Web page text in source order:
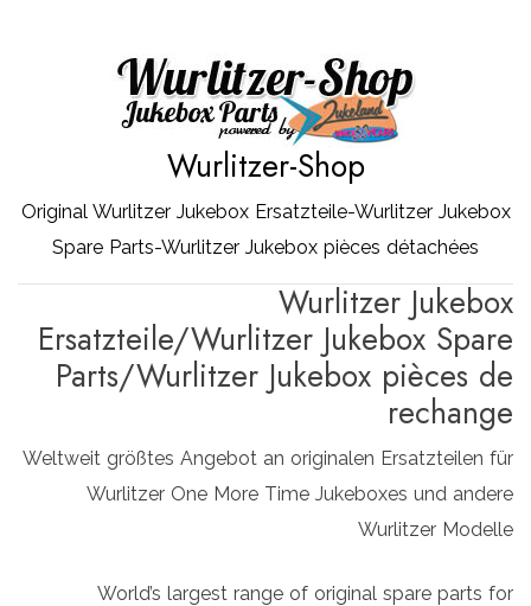
Wurlitzer-Shop
Original Wurlitzer Jukebox Ersatzteile-Wurlitzer Jukebox
Spare Parts-Wurlitzer Jukebox pièces détachées
Wurlitzer Jukebox
Ersatzteile/Wurlitzer Jukebox Spare
Parts/Wurlitzer Jukebox pièces de
rechange
Weltweit größtes Angebot an originalen Ersatzteilen für
Wurlitzer One More Time Jukeboxes und andere
Wurlitzer Modelle
World’s largest range of original spare parts for